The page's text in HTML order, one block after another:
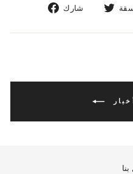
شارك
انشر
الفيسبوك